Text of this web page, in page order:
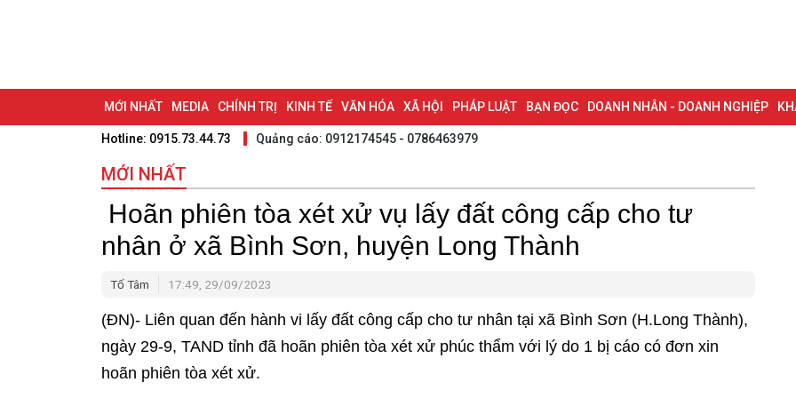
MỚI NHẤT MEDIA CHÍNH TRỊ KINH TẾ VĂN HÓA XÃ HỘI PHÁP LUẬT BẠN ĐỌC DOANH NHÂN - DOANH NGHIỆP
DU LỊCH - ẨM THỰC CHUYỂN ĐỔI SỐ THỂ THAO ĐỒNG NAI & NGHỊ QUYẾT 57
BẠN CẦN BIẾT
NHỊP CẦU NHÂN ÁI THÀNH PHỐ ĐỒNG NAI
Hotline: 0915.73.44.73 Quảng cáo: 0912174545 - 0786463979
MỚI NHẤT
Hoãn phiên tòa xét xử vụ lấy đất công cấp cho tư
nhân ở xã Bình Sơn, huyện Long Thành
Tố Tâm 17:49, 29/09/2023
(ĐN)- Liên quan đến hành vi lấy đất công cấp cho tư nhân tại xã Bình Sơn (H.Long Thành),
ngày 29-9, TAND tỉnh đã hoãn phiên tòa xét xử phúc thẩm với lý do 1 bị cáo có đơn xin
hoãn phiên tòa xét xử.